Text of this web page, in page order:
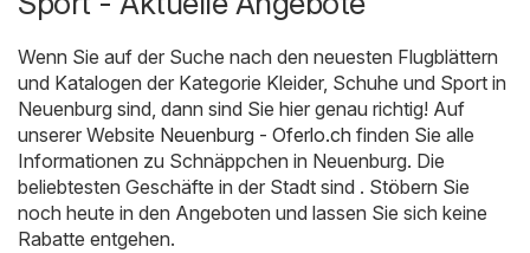
Wenn Sie auf der Suche nach den neuesten Flugblättern
und Katalogen der Kategorie Kleider, Schuhe und Sport in
Neuenburg sind, dann sind Sie hier genau richtig! Auf
unserer Website Neuenburg - Oferlo.ch finden Sie alle
Informationen zu Schnäppchen in Neuenburg. Die
beliebtesten Geschäfte in der Stadt sind . Stöbern Sie
noch heute in den Angeboten und lassen Sie sich keine
Rabatte entgehen.